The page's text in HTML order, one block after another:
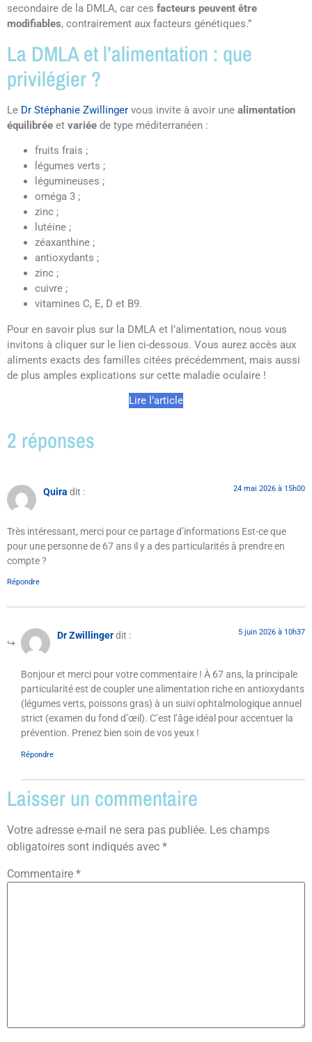
secondaire de la DMLA, car ces facteurs peuvent être
modifiables, contrairement aux facteurs génétiques.”
La DMLA et l’alimentation : que
privilégier ?
Le Dr Stéphanie Zwillinger vous invite à avoir une alimentation
équilibrée et variée de type méditerranéen :
fruits frais ;
légumes verts ;
légumineuses ;
oméga 3 ;
zinc ;
lutéine ;
zéaxanthine ;
antioxydants ;
zinc ;
cuivre ;
vitamines C, E, D et B9.
Pour en savoir plus sur la DMLA et l’alimentation, nous vous
invitons à cliquer sur le lien ci-dessous. Vous aurez accès aux
aliments exacts des familles citées précédemment, mais aussi
de plus amples explications sur cette maladie oculaire !
Lire l’article
2 réponses
Quira dit : 24 mai 2026 à 15h00
Très intéressant, merci pour ce partage d’informations Est-ce que
pour une personne de 67 ans il y a des particularités à prendre en
compte ?
Répondre
Dr Zwillingerdit : 5 juin 2026 à 10h37
Bonjour et merci pour votre commentaire ! À 67 ans, la principale
particularité est de coupler une alimentation riche en antioxydants
(légumes verts, poissons gras) à un suivi ophtalmologique annuel
strict (examen du fond d’œil). C’est l’âge idéal pour accentuer la
prévention. Prenez bien soin de vos yeux !
Répondre
Laisser un commentaire
Votre adresse e-mail ne sera pas publiée. Les champs
obligatoires sont indiqués avec *
Commentaire *